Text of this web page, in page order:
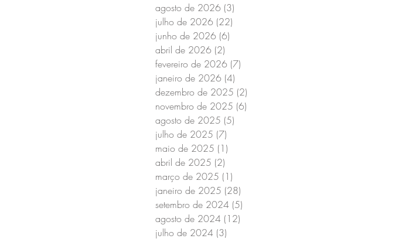
agosto de 2026 (3)
julho de 2026 (22)
junho de 2026 (6)
abril de 2026 (2)
fevereiro de 2026 (7)
janeiro de 2026 (4)
dezembro de 2025 (2)
novembro de 2025 (6)
agosto de 2025 (5)
julho de 2025 (7)
maio de 2025 (1)
abril de 2025 (2)
março de 2025 (1)
janeiro de 2025 (28)
setembro de 2024 (5)
agosto de 2024 (12)
julho de 2024 (3)